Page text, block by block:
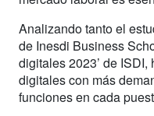
Analizando tanto el
de Inesdi Business
digitales 2023’ de
digitales con más
funciones en cada